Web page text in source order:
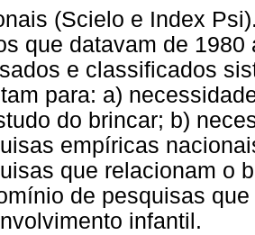
(Scielo e Index
que datavam de
e classificados
para: a)
do brincar; b)
empíricas
que relacionam o
de pesquisas
infantil.